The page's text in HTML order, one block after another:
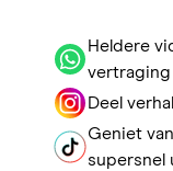
Heldere
vertraging
Deel
Geniet
supersnel